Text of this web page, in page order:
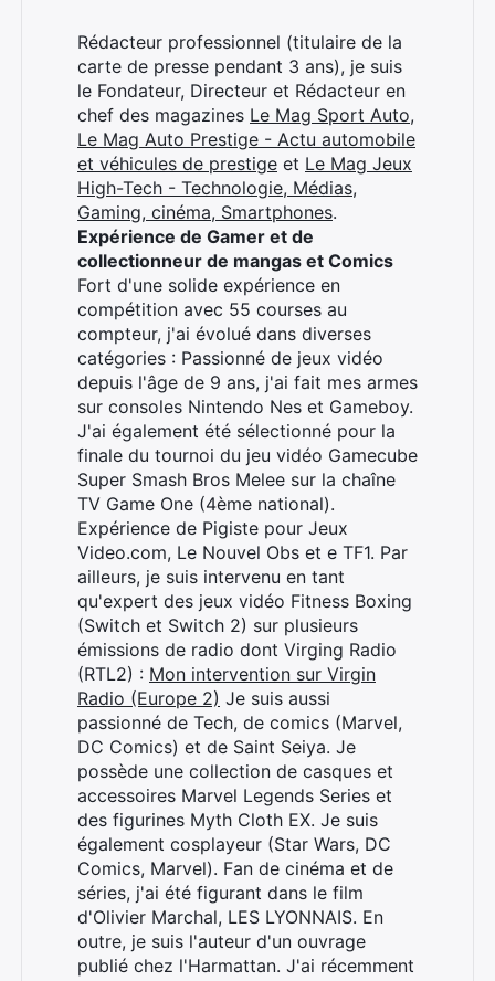
Rédacteur professionnel (titulaire de la
carte de presse pendant 3 ans), je suis
le Fondateur, Directeur et Rédacteur en
chef des magazines Le Mag Sport Auto,
Le Mag Auto Prestige - Actu automobile
et véhicules de prestige et Le Mag Jeux
High-Tech - Technologie, Médias,
Gaming, cinéma, Smartphones.
Expérience de Gamer et de
collectionneur de mangas et Comics
Fort d'une solide expérience en
compétition avec 55 courses au
compteur, j'ai évolué dans diverses
catégories : Passionné de jeux vidéo
depuis l'âge de 9 ans, j'ai fait mes armes
sur consoles Nintendo Nes et Gameboy.
J'ai également été sélectionné pour la
finale du tournoi du jeu vidéo Gamecube
Super Smash Bros Melee sur la chaîne
TV Game One (4ème national).
Expérience de Pigiste pour Jeux
Video.com, Le Nouvel Obs et e TF1. Par
ailleurs, je suis intervenu en tant
qu'expert des jeux vidéo Fitness Boxing
(Switch et Switch 2) sur plusieurs
émissions de radio dont Virging Radio
(RTL2) : Mon intervention sur Virgin
Radio (Europe 2) Je suis aussi
passionné de Tech, de comics (Marvel,
DC Comics) et de Saint Seiya. Je
possède une collection de casques et
accessoires Marvel Legends Series et
des figurines Myth Cloth EX. Je suis
également cosplayeur (Star Wars, DC
Comics, Marvel). Fan de cinéma et de
séries, j'ai été figurant dans le film
d'Olivier Marchal, LES LYONNAIS. En
outre, je suis l'auteur d'un ouvrage
publié chez l'Harmattan. J'ai récemment
Rechercher